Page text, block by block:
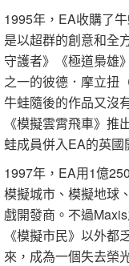
1995年，EA收購了
是以超群的創意和全
守護者》《極道梟雄
之一的彼德．摩立扭
牛蛙隨後的作品又沒
《模擬雲霄飛車》
蛙成員併入EA的英國
1997年，EA用1億
模擬城市、模擬地球
戲開發商。不過
《模擬市民》以外
來，成為一個失去榮